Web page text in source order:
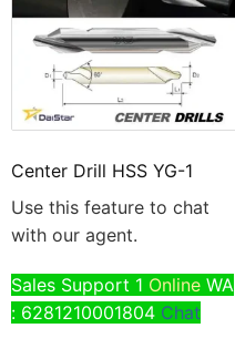
Center Drill HSS YG-1
Use this feature to chat
with our agent.
Sales Support 1 Online WA
: 6281210001804 Chat